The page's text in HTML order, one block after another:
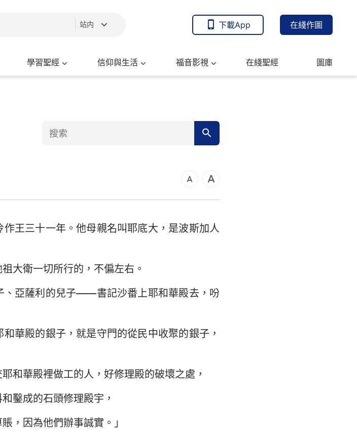
站内 下載App 在綫作圖
學習聖經 信仰與生活 福音影視 在綫聖經 圖庫
路加福音 約翰福音
哥林多前書 哥林多後書
加拉太書 以弗所書
帖撒羅尼迦前書 帖撒羅尼迦後書
希伯來書
彼得前書
24 25
王三十一年。他母親名叫耶底大，是波斯加人
大衛一切所行的，不偏左右。
、亞薩利的兒子——書記沙番上耶和華殿去，吩
華殿的銀子，就是守門的從民中收聚的銀子，
和華殿裡做工的人，好修理殿的破壞之處，
鑿成的石頭修理殿宇，
，因為他們辦事誠實。」